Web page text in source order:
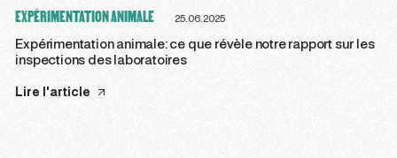
EXPÉRIMENTATION ANIMALE 25.06.2025
Expérimentation animale: ce que révèle notre rapport sur les
inspections des laboratoires
Lire l'article